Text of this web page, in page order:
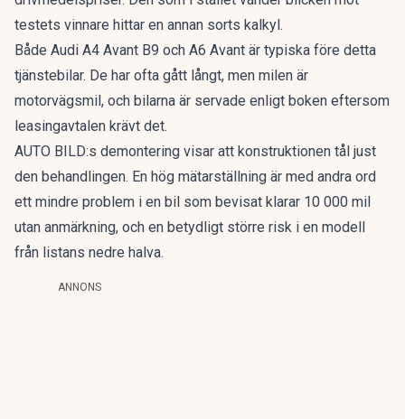
testets vinnare hittar en annan sorts kalkyl.
Både Audi A4 Avant B9 och A6 Avant är typiska före detta
tjänstebilar. De har ofta gått långt, men milen är
motorvägsmil, och bilarna är servade enligt boken eftersom
leasingavtalen krävt det.
AUTO BILD:s demontering visar att konstruktionen tål just
den behandlingen. En hög mätarställning är med andra ord
ett mindre problem i en bil som bevisat klarar 10 000 mil
utan anmärkning, och en betydligt större risk i en modell
från listans nedre halva.
ANNONS